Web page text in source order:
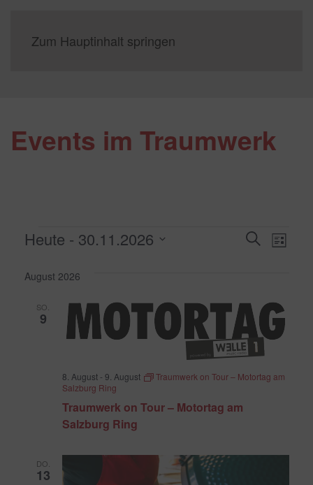
Zum Hauptinhalt springen
Events im Traumwerk
Veranstaltungen SucheListe
Heute - 30.11.2026
wählen.
August 2026
SO.
9
Traumwerk on Tour – Motortag am
Salzburg Ring
8. August- 9. August
Traumwerk on Tour – Motortag am
Salzburg Ring
DO.
13